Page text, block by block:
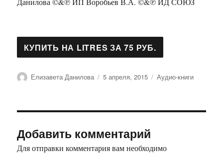
Автор
Елизавета Данилова Опубликовано
5 апреля, 2015 Рубрики
Аудио-книги
Добавить комментарий
Для отправки комментария вам необходимо